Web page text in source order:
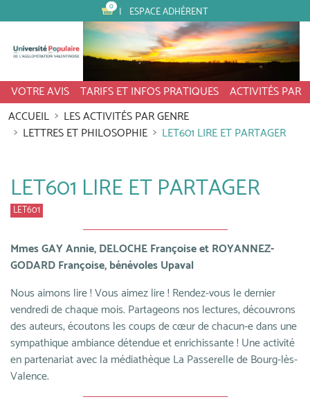
0 ESPACE ADHÉRENT
VOTRE AVIS TARIFS ET INFOS PRATIQUES ACTIVITÉS PAR
ACCUEIL
LES ACTIVITÉS PAR GENRE
LETTRES ET PHILOSOPHIE
LET601 LIRE ET PARTAGER
LET601 LIRE ET PARTAGER
LET601
Mmes GAY Annie, DELOCHE Françoise et ROYANNEZ-
GODARD Françoise, bénévoles Upaval
Nous aimons lire ! Vous aimez lire ! Rendez-vous le dernier
vendredi de chaque mois. Partageons nos lectures, découvrons
des auteurs, écoutons les coups de cœur de chacun-e dans une
sympathique ambiance détendue et enrichissante ! Une activité
en partenariat avec la médiathèque La Passerelle de Bourg-lès-
Valence.